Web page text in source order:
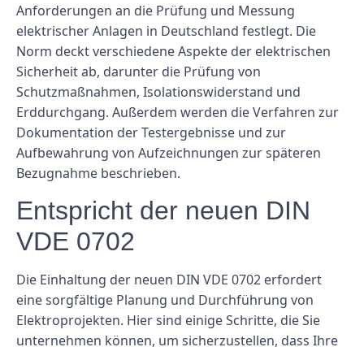
Anforderungen an die Prüfung und Messung
elektrischer Anlagen in Deutschland festlegt. Die
Norm deckt verschiedene Aspekte der elektrischen
Sicherheit ab, darunter die Prüfung von
Schutzmaßnahmen, Isolationswiderstand und
Erddurchgang. Außerdem werden die Verfahren zur
Dokumentation der Testergebnisse und zur
Aufbewahrung von Aufzeichnungen zur späteren
Bezugnahme beschrieben.
Entspricht der neuen DIN
VDE 0702
Die Einhaltung der neuen DIN VDE 0702 erfordert
eine sorgfältige Planung und Durchführung von
Elektroprojekten. Hier sind einige Schritte, die Sie
unternehmen können, um sicherzustellen, dass Ihre